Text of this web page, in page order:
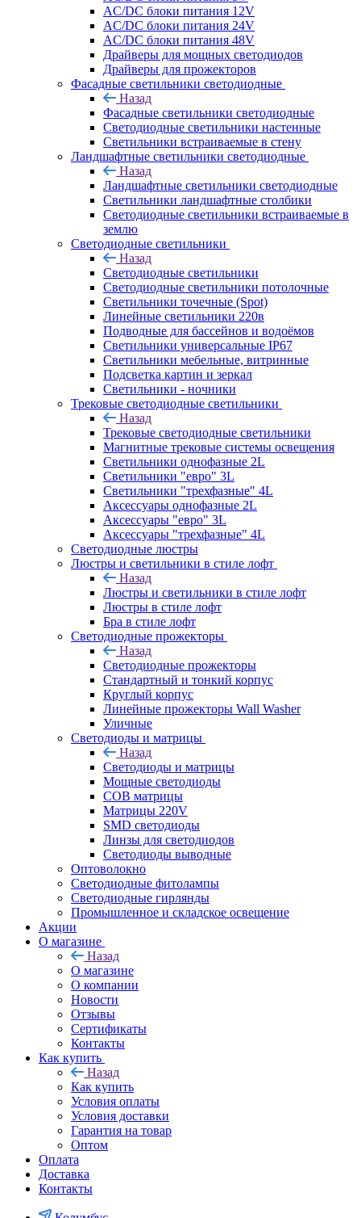
AC/DC блоки питания 12V
AC/DC блоки питания 24V
AC/DC блоки питания 48V
Драйверы для мощных светодиодов
Драйверы для прожекторов
Фасадные светильники светодиодные
Назад
Фасадные светильники светодиодные
Светодиодные светильники настенные
Светильники встраиваемые в стену
Ландшафтные светильники светодиодные
Назад
Ландшафтные светильники светодиодные
Светильники ландшафтные столбики
Светодиодные светильники встраиваемые в
землю
Светодиодные светильники
Назад
Светодиодные светильники
Светодиодные светильники потолочные
Светильники точечные (Spot)
Линейные светильники 220в
Подводные для бассейнов и водоёмов
Светильники универсальные IP67
Светильники мебельные, витринные
Подсветка картин и зеркал
Светильники - ночники
Трековые светодиодные светильники
Назад
Трековые светодиодные светильники
Магнитные трековые системы освещения
Светильники однофазные 2L
Светильники "евро" 3L
Светильники "трехфазные" 4L
Аксессуары однофазные 2L
Аксессуары "евро" 3L
Аксессуары "трехфазные" 4L
Светодиодные люстры
Люстры и светильники в стиле лофт
Назад
Люстры и светильники в стиле лофт
Люстры в стиле лофт
Бра в стиле лофт
Светодиодные прожекторы
Назад
Светодиодные прожекторы
Стандартный и тонкий корпус
Круглый корпус
Линейные прожекторы Wall Washer
Уличные
Светодиоды и матрицы
Назад
Светодиоды и матрицы
Мощные светодиоды
COB матрицы
Матрицы 220V
SMD светодиоды
Линзы для светодиодов
Светодиоды выводные
Оптоволокно
Светодиодные фитолампы
Светодиодные гирлянды
Промышленное и складское освещение
Акции
О магазине
Назад
О магазине
О компании
Новости
Отзывы
Сертификаты
Контакты
Как купить
Назад
Как купить
Условия оплаты
Условия доставки
Гарантия на товар
Оптом
Оплата
Доставка
Контакты